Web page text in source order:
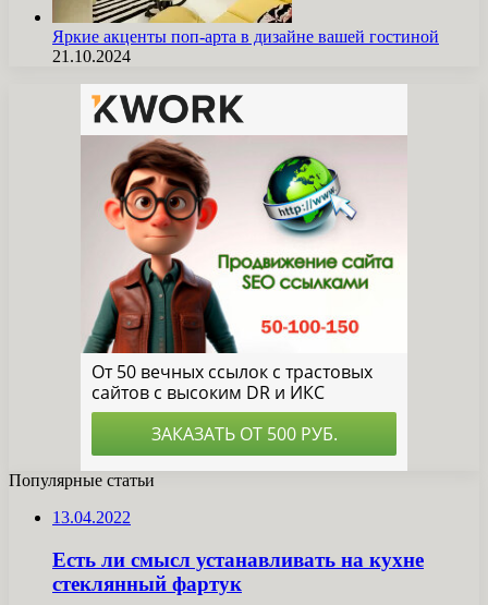
Яркие акценты поп-арта в дизайне вашей гостиной
21.10.2024
Популярные статьи
13.04.2022
Есть ли смысл устанавливать на кухне
стеклянный фартук